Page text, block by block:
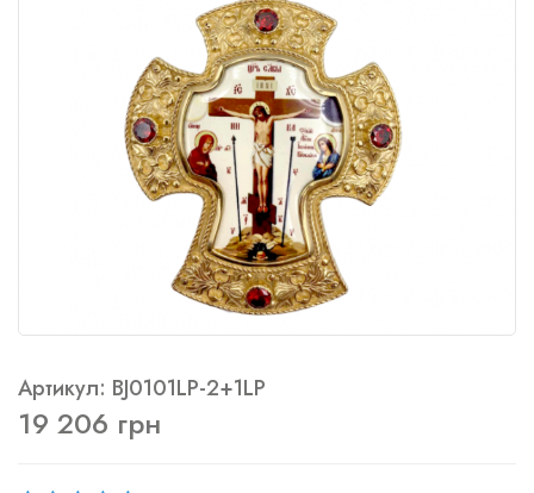
Артикул: BJ0101LP-2+1LP
19 206 грн